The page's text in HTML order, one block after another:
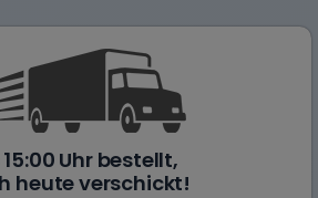
15:00 Uhr bestellt,
heute verschickt!